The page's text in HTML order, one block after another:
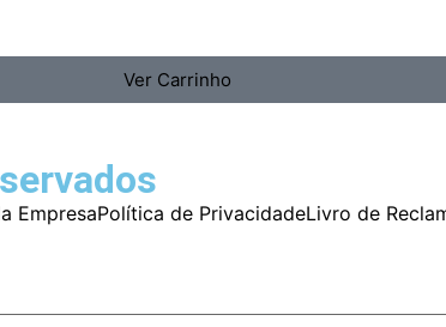
Ver Carrinho
EmpresaPolítica de PrivacidadeLivro de